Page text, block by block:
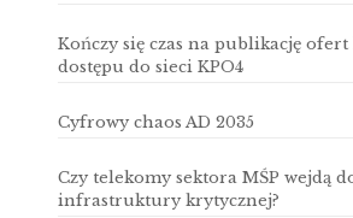
Kończy się czas na publikację
dostępu do sieci KPO4
Cyfrowy chaos AD 2035
Czy telekomy sektora MŚP wejdą
infrastruktury krytycznej?